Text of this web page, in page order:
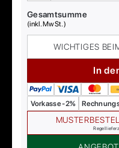
Gesamtsumme
(inkl. MwSt.)
WICHTIGES
In
Vorkasse -2%